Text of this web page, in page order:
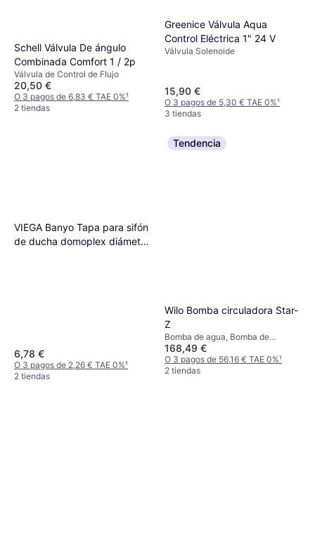
Cisterna Vista
37,90 €
O 3 pagos de 12,63 € TAE 0%¹
2 tiendas
Schell Válvula De ángulo
Combinada Comfort 1 / 2p
Válvula de Control de Flujo
20,50 €
O 3 pagos de 6,83 € TAE 0%¹
2 tiendas
Greenice Válvula Aqua
Control Eléctrica 1" 24 V
Válvula Solenoide
15,90 €
O 3 pagos de 5,30 € TAE 0%¹
3 tiendas
VIEGA Banyo Tapa para sifón
de ducha domoplex diámetro
6,78 €
O 3 pagos de 2,26 € TAE 0%¹
2 tiendas
Tendencia
Wilo Bomba circuladora Star-
Z
Bomba de agua, Bomba de
circulación en húmedo
168,49 €
O 3 pagos de 56,16 € TAE 0%¹
2 tiendas